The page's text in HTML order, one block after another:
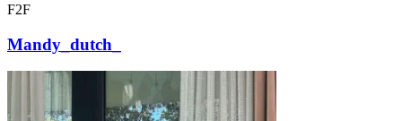
F2F
Mandy_dutch_